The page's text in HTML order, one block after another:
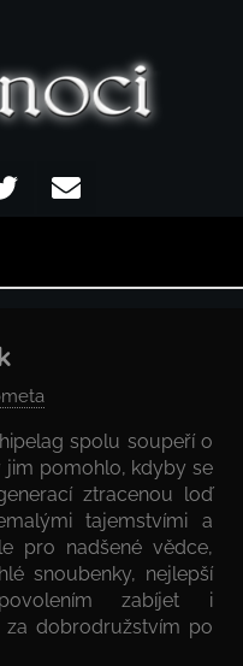
Email
spolu soupeří o
jim pomohlo, kdyby se
ztracenou loď
tajemstvími a
pro nadšené vědce,
snoubenky, nejlepší
zabíjet i
za dobrodružstvím po